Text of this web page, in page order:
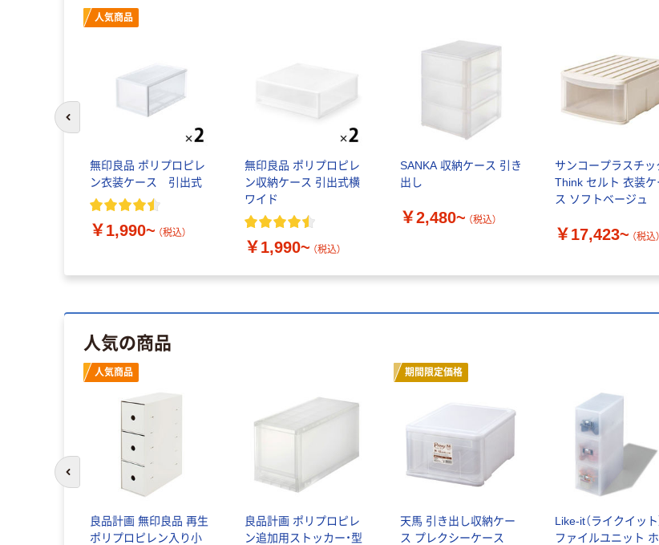
人気商品
無印良品 ポリプロピレ
ン衣装ケース 引出式
￥1,990~ （税込）
無印良品 ポリプロピレ
ン収納ケース 引出式横
ワイド
￥1,990~ （税込）
SANKA 収納ケース 引き
出し
￥2,480~ （税込）
サンコープラスチッ
Think セルト 衣装ケ
ス ソフトベージュ
￥17,423~ （税込）
人気の商品
人気商品
良品計画 無印良品 再生
ポリプロピレン入り小
良品計画 ポリプロピレ
ン追加用ストッカー・型
期間限定価格
天馬 引き出し収納ケー
ス プレクシーケース
Like-it（ライクイット
ファイルユニット
前のスライドへ